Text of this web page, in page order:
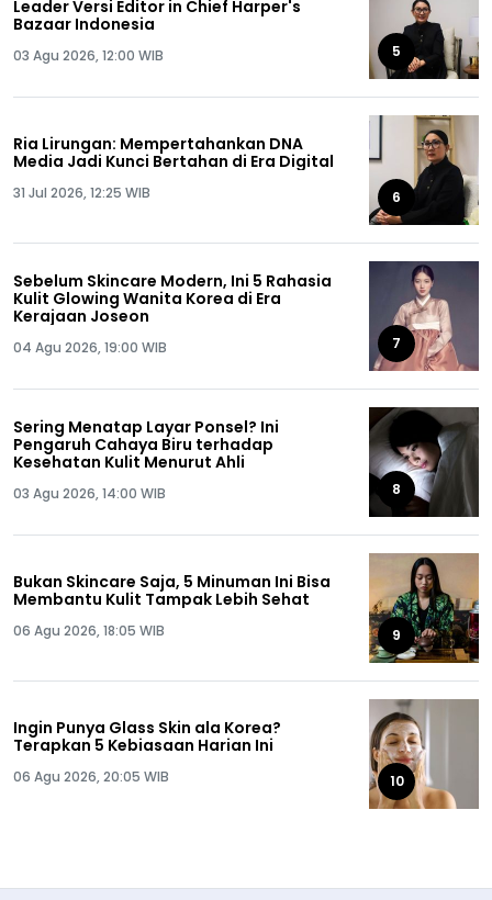
Leader Versi Editor in Chief Harper's
Bazaar Indonesia
03 Agu 2026, 12:00 WIB 5
Ria Lirungan: Mempertahankan DNA
Media Jadi Kunci Bertahan di Era Digital
31 Jul 2026, 12:25 WIB 6
Sebelum Skincare Modern, Ini 5 Rahasia
Kulit Glowing Wanita Korea di Era
Kerajaan Joseon
04 Agu 2026, 19:00 WIB 7
Sering Menatap Layar Ponsel? Ini
Pengaruh Cahaya Biru terhadap
Kesehatan Kulit Menurut Ahli
03 Agu 2026, 14:00 WIB 8
Bukan Skincare Saja, 5 Minuman Ini Bisa
Membantu Kulit Tampak Lebih Sehat
06 Agu 2026, 18:05 WIB 9
Ingin Punya Glass Skin ala Korea?
Terapkan 5 Kebiasaan Harian Ini
06 Agu 2026, 20:05 WIB 10